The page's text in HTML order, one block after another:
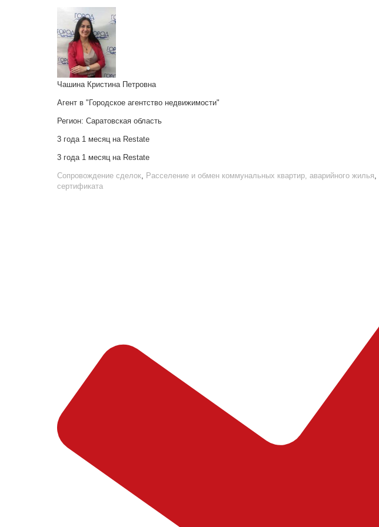
Чашина Кристина Петровна
Агент в "Городское агентство недвижимости"
Регион: Саратовская область
3 года 1 месяц на Restate
3 года 1 месяц на Restate
Сопровождение сделок Расселение и обмен коммунальных квартир, аварийного жилья
сертификата